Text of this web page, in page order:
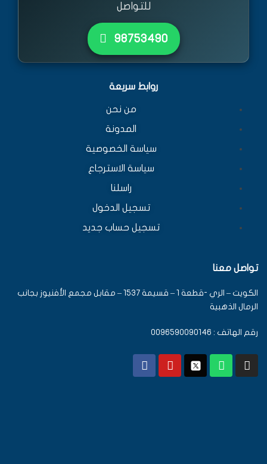
للتواصل
٩٨٧٥٣٤٩٠
روابط سريعة
من نحن
المدونة
سياسة الخصوصية
سياسة الاسترجاع
راسلنا
تسجيل الدخول
تسجيل حساب جديد
تواصل معنا
الكويت – الري -قطعة 1 – قسيمة 1537 – مقابل مجمع الأفنيوز بجانب
الرمال الذهبية
رقم الهاتف : 0096590090146